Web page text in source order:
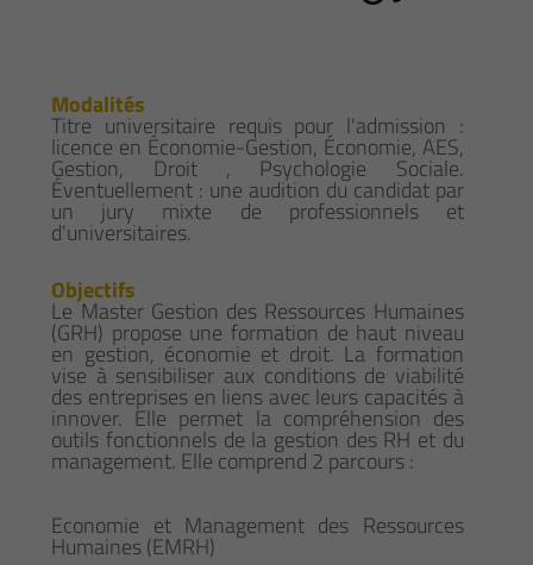
Modalités
Titre universitaire requis pour l'admission :
licence en Économie-Gestion, Économie, AES,
Gestion, Droit , Psychologie Sociale.
Éventuellement : une audition du candidat par
un jury mixte de professionnels et
d'universitaires.
Objectifs
Le Master Gestion des Ressources Humaines
(GRH) propose une formation de haut niveau
en gestion, économie et droit. La formation
vise à sensibiliser aux conditions de viabilité
des entreprises en liens avec leurs capacités à
innover. Elle permet la compréhension des
outils fonctionnels de la gestion des RH et du
management. Elle comprend 2 parcours :
Economie et Management des Ressources
Humaines (EMRH)